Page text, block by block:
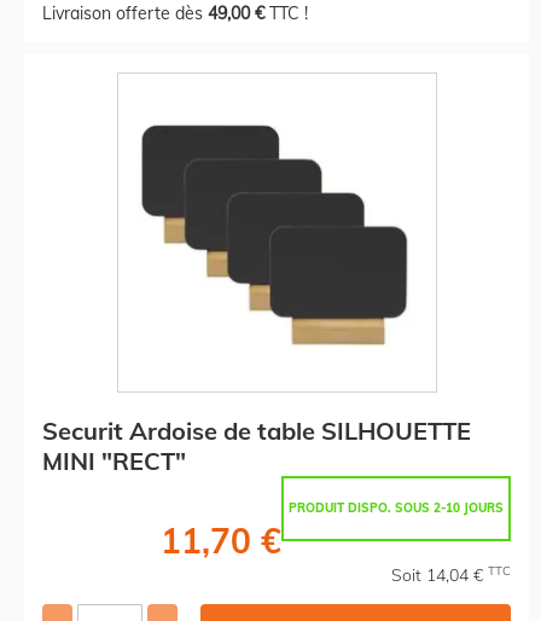
Livraison offerte dès 49,00 €TTC !
Securit Ardoise de table SILHOUETTE
MINI "RECT"
PRODUIT DISPO. SOUS 2-10 JOURS
11,70 €
Soit 14,04 € TTC